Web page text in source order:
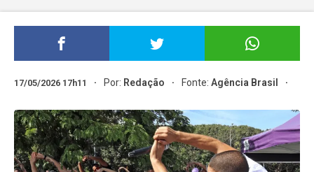
17/05/2026 17h11 Por: Redação Fonte:Agência Brasil